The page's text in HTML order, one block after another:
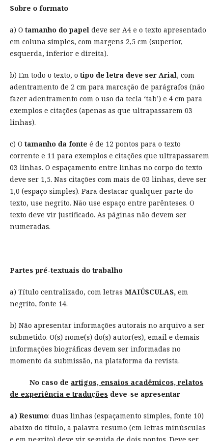
Sobre o formato
a) O tamanho do papeldeve ser A4 e o texto apresentado
em coluna simples, com margens 2,5 cm (superior,
esquerda, inferior e direita).
b) Em todo o texto, o tipo de letra deve ser Arial, com
adentramento de 2 cm para marcação de parágrafos (não
fazer adentramento com o uso da tecla ‘tab’) e 4 cm para
exemplos e citações (apenas as que ultrapassarem 03
linhas).
c) O tamanho da fonte é de 12 pontos para o texto
corrente e 11 para exemplos e citações que ultrapassarem
03 linhas. O espaçamento entre linhas no corpo do texto
deve ser 1,5. Nas citações com mais de 03 linhas, deve ser
1,0 (espaço simples). Para destacar qualquer parte do
texto, use negrito. Não use espaço entre parênteses. O
texto deve vir justificado. As páginas não devem ser
numeradas.
Partes pré-textuais do trabalho
a) Título centralizado, com letras MAIÚSCULAS, em
negrito, fonte 14.
b) Não apresentar informações autorais no arquivo a ser
submetido. O(s) nome(s) do(s) autor(es), email e demais
informações biográficas devem ser informadas no
momento da submissão, na plataforma da revista.
No caso de artigos, ensaios acadêmicos, relatos
de experiência e traduções deve-se apresentar
a) Resumo: duas linhas (espaçamento simples, fonte 10)
abaixo do título, a palavra resumo (em letras minúsculas
e em negrito) deve vir seguida de dois pontos. Deve ser